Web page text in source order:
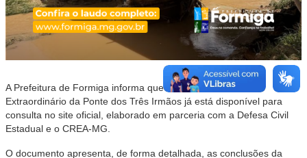
A Prefeitura de Formiga informa que o Parecer Técnico
Extraordinário da Ponte dos Três Irmãos já está disponível para
consulta no site oficial, elaborado em parceria com a Defesa Civil
Estadual e o CREA-MG.
O documento apresenta, de forma detalhada, as conclusões da